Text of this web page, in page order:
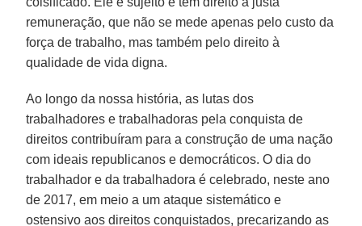
remuneração, que não se mede apenas pelo custo da
força de trabalho, mas também pelo direito à
qualidade de vida digna.
Ao longo da nossa história, as lutas dos
trabalhadores e trabalhadoras pela conquista de
direitos contribuíram para a construção de uma nação
com ideais republicanos e democráticos. O dia do
trabalhador e da trabalhadora é celebrado, neste ano
de 2017, em meio a um ataque sistemático e
ostensivo aos direitos conquistados, precarizando as